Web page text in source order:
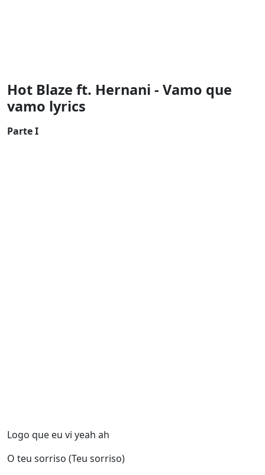
Hot Blaze ft. Hernani - Vamo que
vamo lyrics
Parte I
Logo que eu vi yeah ah
O teu sorriso (Teu sorriso)